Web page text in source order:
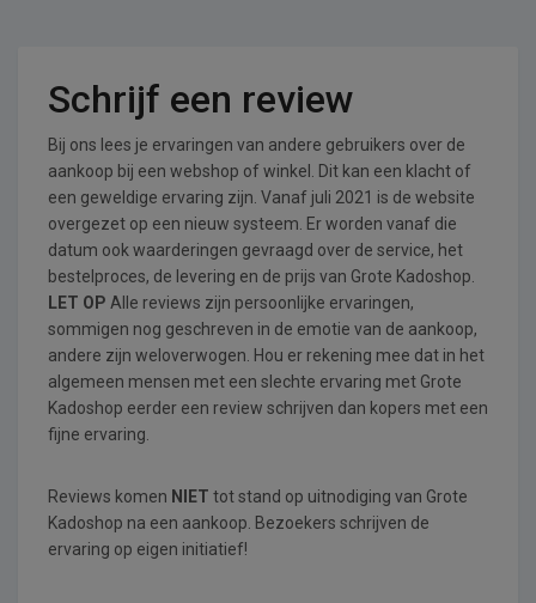
Schrijf een review
Bij ons lees je ervaringen van andere gebruikers over de
aankoop bij een webshop of winkel. Dit kan een klacht of
een geweldige ervaring zijn. Vanaf juli 2021 is de website
overgezet op een nieuw systeem. Er worden vanaf die
datum ook waarderingen gevraagd over de service, het
bestelproces, de levering en de prijs van Grote Kadoshop.
LET OP Alle reviews zijn persoonlijke ervaringen,
sommigen nog geschreven in de emotie van de aankoop,
andere zijn weloverwogen. Hou er rekening mee dat in het
algemeen mensen met een slechte ervaring met Grote
Kadoshop eerder een review schrijven dan kopers met een
fijne ervaring.
Reviews komen NIET tot stand op uitnodiging van Grote
Kadoshop na een aankoop. Bezoekers schrijven de
ervaring op eigen initiatief!